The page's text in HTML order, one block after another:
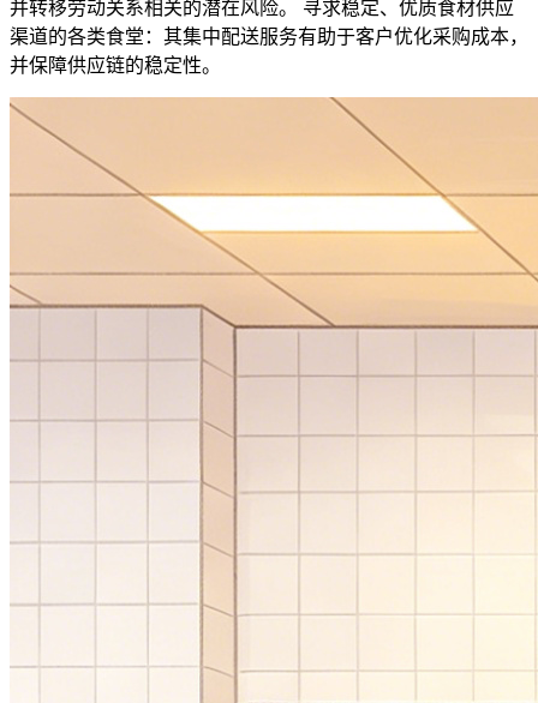
并转移劳动关系相关的潜在风险。 寻求稳定、优质食材供应
渠道的各类食堂：其集中配送服务有助于客户优化采购成本，
并保障供应链的稳定性。